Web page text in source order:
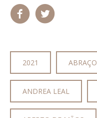
2021 ABRAÇO
ANDREA LEAL